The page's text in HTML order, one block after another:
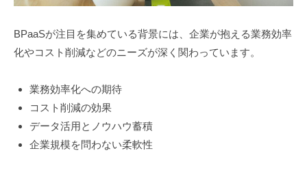
BPaaSが注目を集めている背景には、企業が抱える業務効率
化やコスト削減などのニーズが深く関わっています。
業務効率化への期待
コスト削減の効果
データ活用とノウハウ蓄積
企業規模を問わない柔軟性